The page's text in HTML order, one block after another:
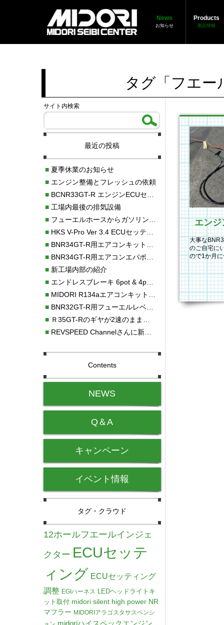
News
お知らせ
Products
製品情報
タグ「フエー
大事な
のご自宅に
ので1か月
そうです
サイト内検索
最近の投稿
■夏季休業のお知らせ
■エンジン整備とフレッシュの依頼
■BCNR33GT-R エンジンECUセッティング調整
■工場内最後の排気設備
■フューエルホースからガソリン漏れ
■HKS V-Pro Ver 3.4 ECUセッティング
■BNR34GT-R用エアコンキット新発売！！
■BNR34GT-R用エアコンエバポレーターを新発売！！
■新工場内部の紹介
■エンドレスブレーキ 6pot & 4potオーバーホール
■MIDORI R134aエアコンキットタイプⅡ取り付け
■BNR32GT-R用フューエルレベルセンサー新発売！！
■Ｒ35GT-Rのギヤが2速のまま変速しない！！
■REVSPEED Channelさんに新社屋を紹介していただきました!!
Contents
NEWS
Q＆A
キャンペーン
イベント情報
タグ・クラウド
12ホールフエールインジェ
クター ECUセッテ
ィング ECUセッティング
調整 EGIハーネス LEDヘッドライトキ
ット取付 midori silent high power NR
マフラー MIDORIアラゴスタサスペンシ
midoriハイスペックエンジン